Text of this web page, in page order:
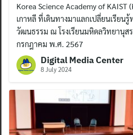
Korea Science Academy of KAIST
เกาหลี ที่เดินทางมาแลกเปลี่ยนเรียนรู้
วัฒนธรรม ณ โรงเรียนมหิดลวิทยานุส
กรกฎาคม พ.ศ. 2567
Digital Media Center
8 July 2024